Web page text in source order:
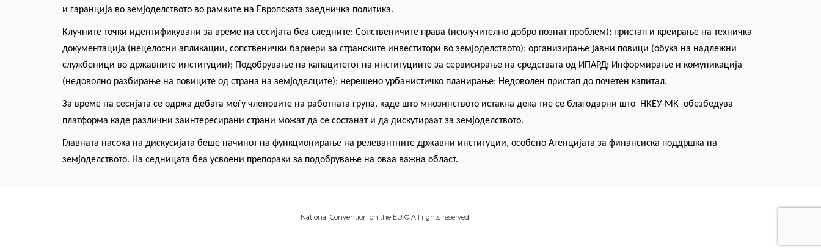
и гаранција во земјоделството во рамките на Европската заедничка политика.
Клучните точки идентификувани за време на сесијата беа следните: Сопственичите права (исклучително добро познат проблем); пристап и креирање на техничка
документација (нецелосни апликации, сопственички бариери за странските инвеститори во земјоделството); организирање јавни повици (обука на надлежни
службеници во државните институции); Подобрување на капацитетот на институциите за сервисирање на средствата од ИПАРД; Информирање и комуникација
(недоволно разбирање на повиците од страна на земјоделците); нерешено урбанистичко планирање; Недоволен пристап до почетен капитал.
За време на сесијата се одржа дебата меѓу членовите на работната група, каде што мнозинството истакна дека тие се благодарни што Н КЕУ-МК обезбедува
платформа каде различни заинтересирани страни можат да се состанат и да дискутираат за земјоделството.
Главната насока на дискусијата беше начинот на функционирање на релевантните државни институции, особено Агенцијата за финансиска поддршка на
земјоделството. На седницата беа усвоени препораки за подобрување на оваа важна област.
National Convention on the EU © All rights reserved.